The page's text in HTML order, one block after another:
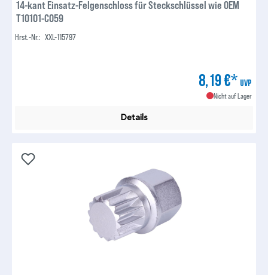
14-kant Einsatz-Felgenschloss für Steckschlüssel wie OEM
T10101-C059
Hrst.-Nr.: XXL-115797
8,19 €* UVP
Nicht auf Lager
Details